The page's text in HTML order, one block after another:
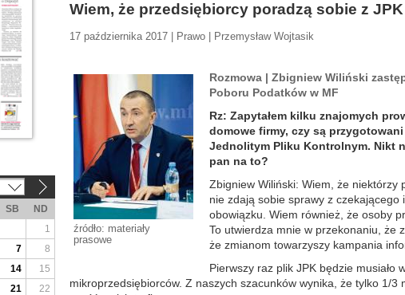
Wiem, że przedsiębiorcy poradzą sobie z JPK
17 października 2017 | Prawo | Przemysław Wojtasik
źródło: materiały
prasowe
Rozmowa | Zbigniew Wiliński
Poboru Podatków w MF
Rz: Zapytałem kilku znajomych
domowe firmy, czy są
Jednolitym Pliku Kontrolnym. Nikt
pan na to?
Zbigniew Wiliński: Wiem, że niektórzy
nie zdają sobie sprawy z
obowiązku. Wiem również, że osoby
To utwierdza mnie w przekonaniu, że
że zmianom towarzyszy kampania
Pierwszy raz plik JPK będzie musiało
mikroprzedsiębiorców. Z naszych szacunków wynika, że tylko 1/3
SB
ND
1
7
8
14
15
21
22